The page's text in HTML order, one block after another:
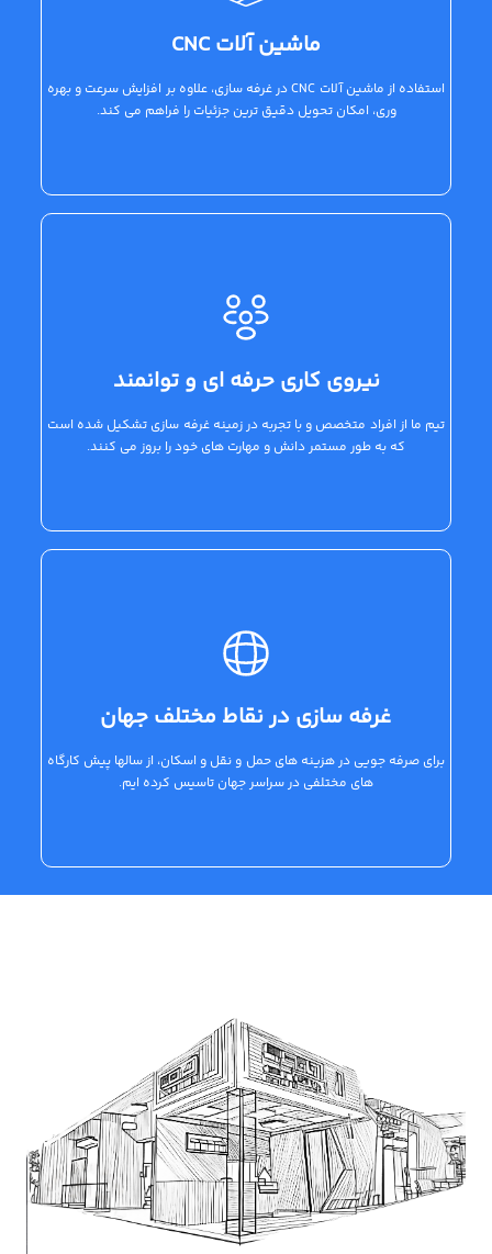
ماشین آلات CNC
استفاده از ماشین آلات CNC در غرفه سازی، علاوه بر افزایش سرعت و بهره
وری، امکان تحویل دقیق ترین جزئیات را فراهم می کند.
نیروی کاری حرفه ای و توانمند
تیم ما از افراد متخصص و با تجربه در زمینه غرفه سازی تشکیل شده است
که به طور مستمر دانش و مهارت های خود را بروز می کنند.
غرفه سازی در نقاط مختلف جهان
برای صرفه جویی در هزینه های حمل و نقل و اسکان، از سالها پیش کارگاه
های مختلفی در سراسر جهان تاسیس کرده ایم.